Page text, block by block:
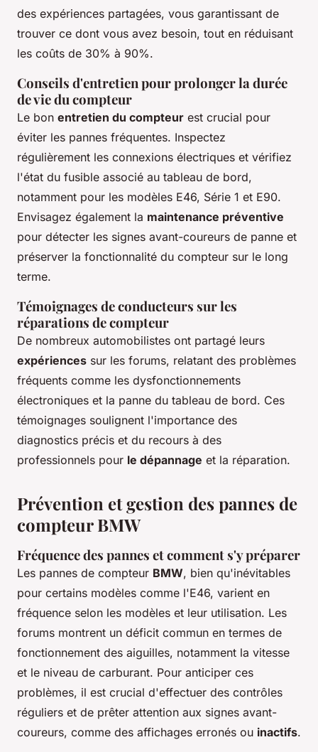
des expériences partagées, vous garantissant de
trouver ce dont vous avez besoin, tout en réduisant
les coûts de 30% à 90%.
Conseils d'entretien pour prolonger la durée
de vie du compteur
Le bon entretien du compteur est crucial pour
éviter les pannes fréquentes. Inspectez
régulièrement les connexions électriques et vérifiez
l'état du fusible associé au tableau de bord,
notamment pour les modèles E46, Série 1 et E90.
Envisagez également la maintenance préventive
pour détecter les signes avant-coureurs de panne et
préserver la fonctionnalité du compteur sur le long
terme.
Témoignages de conducteurs sur les
réparations de compteur
De nombreux automobilistes ont partagé leurs
expériences sur les forums, relatant des problèmes
fréquents comme les dysfonctionnements
électroniques et la panne du tableau de bord. Ces
témoignages soulignent l'importance des
diagnostics précis et du recours à des
professionnels pour le dépannage et la réparation.
Prévention et gestion des pannes de
compteur BMW
Fréquence des pannes et comment s'y préparer
Les pannes de compteur BMW, bien qu'inévitables
pour certains modèles comme l'E46, varient en
fréquence selon les modèles et leur utilisation. Les
forums montrent un déficit commun en termes de
fonctionnement des aiguilles, notamment la vitesse
et le niveau de carburant. Pour anticiper ces
problèmes, il est crucial d'effectuer des contrôles
réguliers et de prêter attention aux signes avant-
coureurs, comme des affichages erronés ou inactifs.